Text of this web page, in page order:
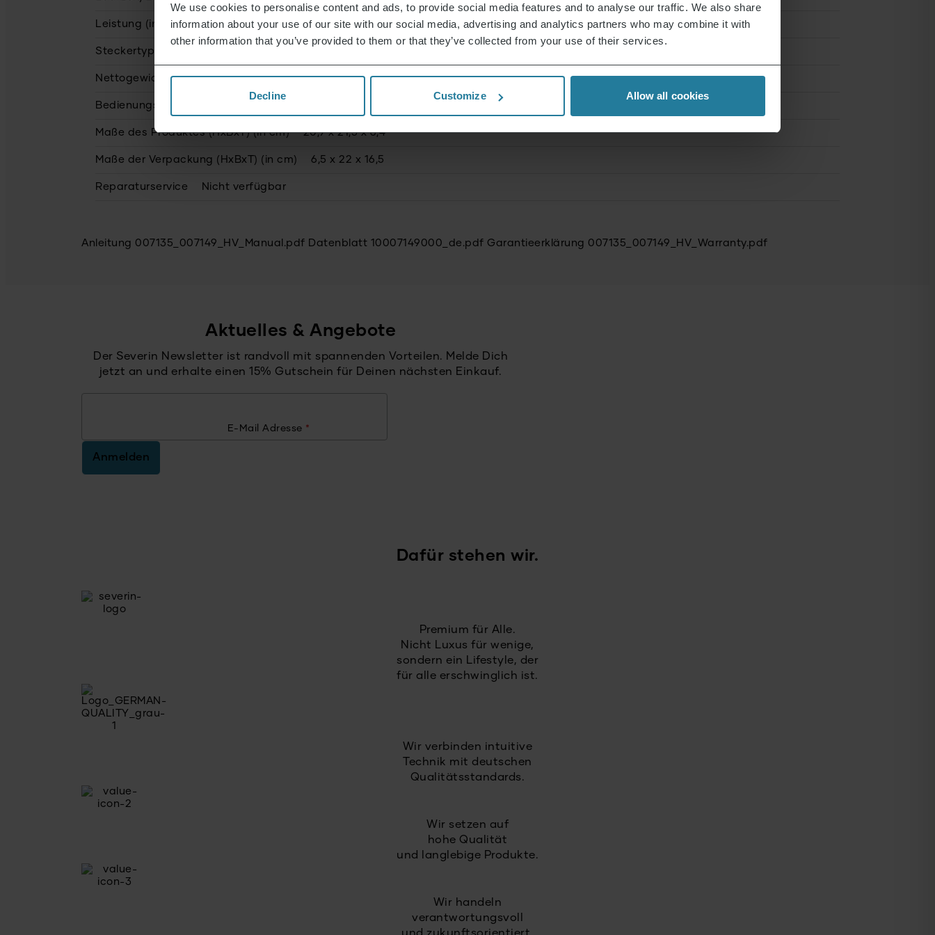
We use cookies to personalise content and ads, to provide social media features and to analyse our traffic. We also share
information about your use of our site with our social media, advertising and analytics partners who may combine it with
other information that you’ve provided to them or that they’ve collected from your use of their services.
Decline Customize Allow all cookies
Leistung (in Watt) 120.0
Steckertyp
Nettogewicht (in g) 519.0
Bedienungsanleitung vollständig recyclebar
Maße des Produktes (HxBxT) (in cm) 20,9 x 21,5 x 6,4
Maße der Verpackung (HxBxT) (in cm) 6,5 x 22 x 16,5
Reparaturservice Nicht verfügbar
Anleitung 007135_007149_HV_Manual.pdf Datenblatt 10007149000_de.pdf Garantieerklärung 007135_007149_HV_Warranty.pdf
Aktuelles & Angebote
Der Severin Newsletter ist randvoll mit spannenden Vorteilen. Melde Dich
jetzt an und erhalte einen 15% Gutschein für Deinen nächsten Einkauf.
E-Mail Adresse *
Anmelden
Dafür stehen wir.
Premium für Alle.
Nicht Luxus für wenige,
sondern ein Lifestyle, der
für alle erschwinglich ist.
Wir verbinden intuitive
Technik mit deutschen
Qualitätsstandards.
Wir setzen auf
hohe Qualität
und langlebige Produkte.
Wir handeln
verantwortungsvoll